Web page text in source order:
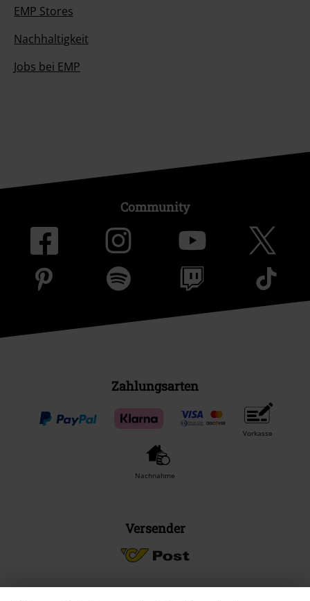
EMP Stores
Nachhaltigkeit
Jobs bei EMP
Community
Zahlungsarten
Vorkasse
Nachnahme
Versender